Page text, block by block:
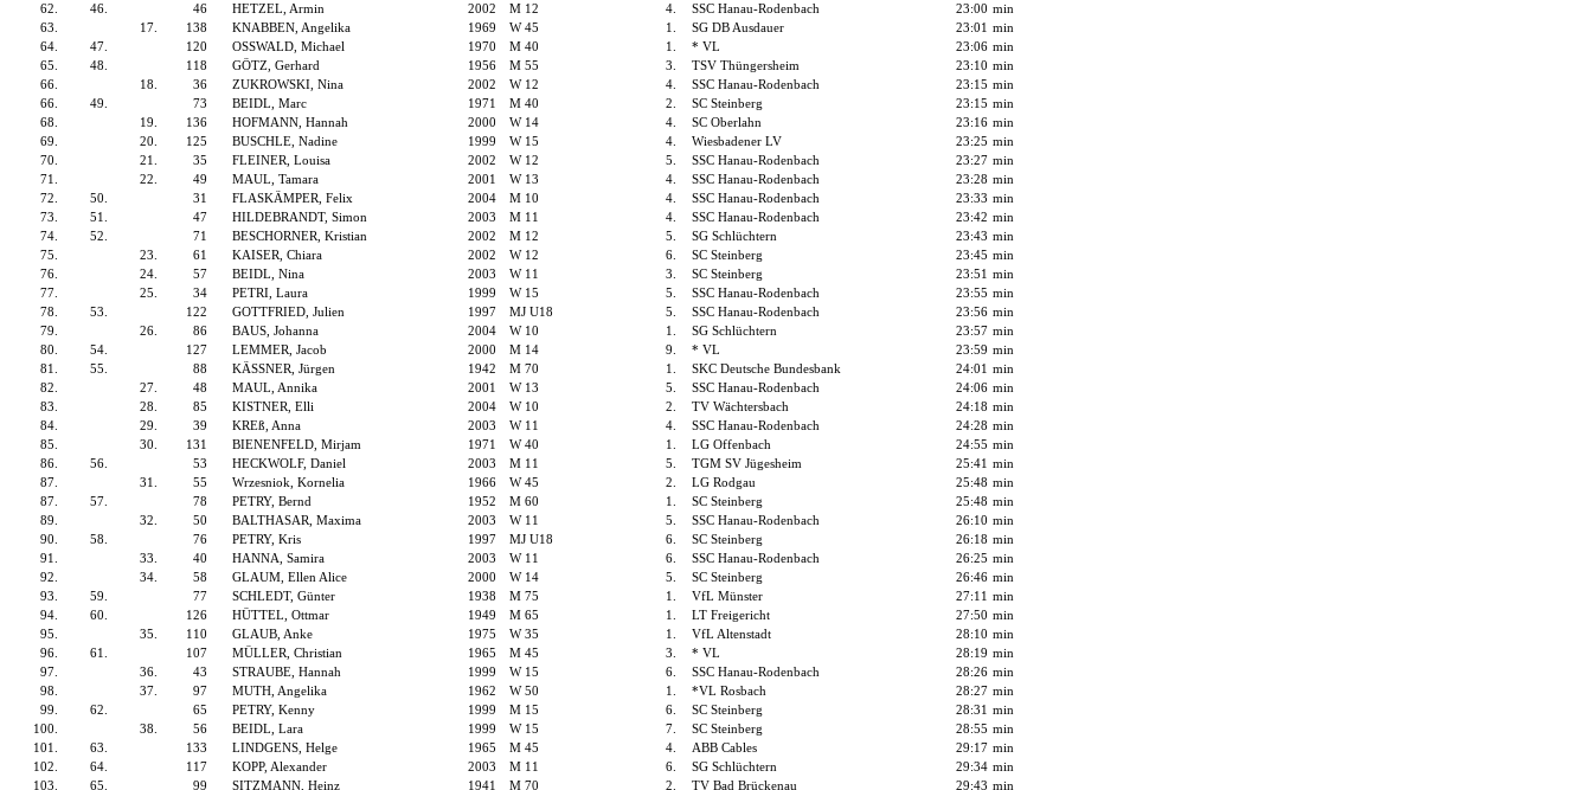
62.
46. 46 HETZEL, Armin 2002 M 12 4. SSC Hanau-Rodenbach 23:00 min
63.
17. 138 KNABBEN, Angelika 1969 W 45 1. SG DB Ausdauer 23:01 min
64.
47. 120 OSSWALD, Michael 1970 M 40 1. * VL 23:06 min
65.
48. 118 GÖTZ, Gerhard 1956 M 55 3. TSV Thüngersheim 23:10 min
66.
18. 36 ZUKROWSKI, Nina 2002 W 12 4. SSC Hanau-Rodenbach 23:15 min
66.
49. 73 BEIDL, Marc 1971 M 40 2. SC Steinberg 23:15 min
68.
19. 136 HOFMANN, Hannah 2000 W 14 4. SC Oberlahn 23:16 min
69.
20. 125 BUSCHLE, Nadine 1999 W 15 4. Wiesbadener LV 23:25 min
70.
21. 35 FLEINER, Louisa 2002 W 12 5. SSC Hanau-Rodenbach 23:27 min
71.
22. 49 MAUL, Tamara 2001 W 13 4. SSC Hanau-Rodenbach 23:28 min
72.
50. 31 FLASKÄMPER, Felix 2004 M 10 4. SSC Hanau-Rodenbach 23:33 min
73.
51. 47 HILDEBRANDT, Simon 2003 M 11 4. SSC Hanau-Rodenbach 23:42 min
74.
52. 71 BESCHORNER, Kristian 2002 M 12 5. SG Schlüchtern 23:43 min
75.
23. 61 KAISER, Chiara 2002 W 12 6. SC Steinberg 23:45 min
76.
24. 57 BEIDL, Nina 2003 W 11 3. SC Steinberg 23:51 min
77.
25. 34 PETRI, Laura 1999 W 15 5. SSC Hanau-Rodenbach 23:55 min
78.
53. 122 GOTTFRIED, Julien 1997 MJ U18 5. SSC Hanau-Rodenbach 23:56 min
79.
26. 86 BAUS, Johanna 2004 W 10 1. SG Schlüchtern 23:57 min
80.
54. 127 LEMMER, Jacob 2000 M 14 9. * VL 23:59 min
81.
55. 88 KÄSSNER, Jürgen 1942 M 70 1. SKC Deutsche Bundesbank 24:01 min
82.
27. 48 MAUL, Annika 2001 W 13 5. SSC Hanau-Rodenbach 24:06 min
83.
28. 85 KISTNER, Elli 2004 W 10 2. TV Wächtersbach 24:18 min
84.
29. 39 KREß, Anna 2003 W 11 4. SSC Hanau-Rodenbach 24:28 min
85.
30. 131 BIENENFELD, Mirjam 1971 W 40 1. LG Offenbach 24:55 min
86.
56. 53 HECKWOLF, Daniel 2003 M 11 5. TGM SV Jügesheim 25:41 min
87.
31. 55 Wrzesniok, Kornelia 1966 W 45 2. LG Rodgau 25:48 min
87.
57. 78 PETRY, Bernd 1952 M 60 1. SC Steinberg 25:48 min
89.
32. 50 BALTHASAR, Maxima 2003 W 11 5. SSC Hanau-Rodenbach 26:10 min
90.
58. 76 PETRY, Kris 1997 MJ U18 6. SC Steinberg 26:18 min
91.
33. 40 HANNA, Samira 2003 W 11 6. SSC Hanau-Rodenbach 26:25 min
92.
34. 58 GLAUM, Ellen Alice 2000 W 14 5. SC Steinberg 26:46 min
93.
59. 77 SCHLEDT, Günter 1938 M 75 1. VfL Münster 27:11 min
94.
60. 126 HÜTTEL, Ottmar 1949 M 65 1. LT Freigericht 27:50 min
95.
35. 110 GLAUB, Anke 1975 W 35 1. VfL Altenstadt 28:10 min
96.
61. 107 MÜLLER, Christian 1965 M 45 3. * VL 28:19 min
97.
36. 43 STRAUBE, Hannah 1999 W 15 6. SSC Hanau-Rodenbach 28:26 min
98.
37. 97 MUTH, Angelika 1962 W 50 1. *VL Rosbach 28:27 min
99.
62. 65 PETRY, Kenny 1999 M 15 6. SC Steinberg 28:31 min
100.
38. 56 BEIDL, Lara 1999 W 15 7. SC Steinberg 28:55 min
101.
63. 133 LINDGENS, Helge 1965 M 45 4. ABB Cables 29:17 min
102.
64. 117 KOPP, Alexander 2003 M 11 6. SG Schlüchtern 29:34 min
103.
65. 99 SITZMANN, Heinz 1941 M 70 2. TV Bad Brückenau 29:43 min